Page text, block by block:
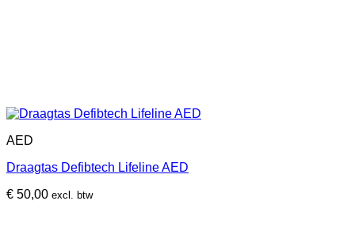
AED
Draagtas Defibtech Lifeline AED
€ 50,00 excl. btw